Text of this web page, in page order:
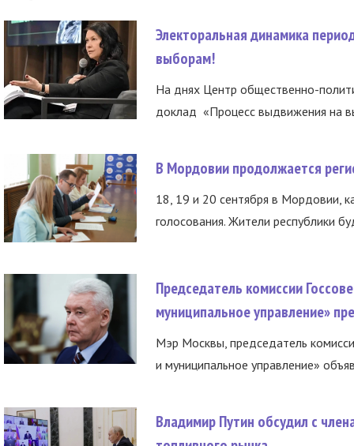
Электоральная динамика
выборам!
На днях Центр общественно-
доклад «Процесс выдвижения на
В Мордовии продолжается
18, 19 и 20 сентября в Мордовии,
голосования. Жители республики
Председатель комиссии
муниципальное управление»
Мэр Москвы, председатель
и муниципальное управление»
Владимир Путин обсудил с